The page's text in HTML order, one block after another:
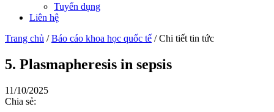
Tuyển dụng
Liên hệ
Trang chủ /Báo cáo khoa học quốc tế /Chi tiết tin tức
5. Plasmapheresis in sepsis
11/10/2025
Chia sẻ: